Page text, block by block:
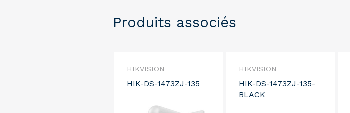
Produits associés
HIKVISION
HIK-DS-1473ZJ-135
HIKVISION
HIK-DS-1473ZJ-135-
BLACK